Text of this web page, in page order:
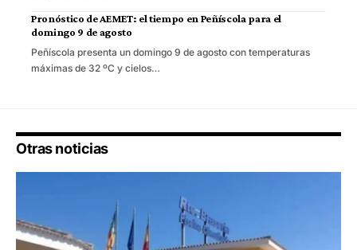
Pronóstico de AEMET: el tiempo en Peñíscola para el
domingo 9 de agosto
Peñíscola presenta un domingo 9 de agosto con temperaturas
máximas de 32 ºC y cielos…
Otras noticias